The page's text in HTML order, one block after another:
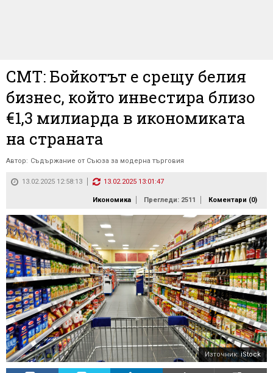
СМТ: Бойкотът е срещу белия
бизнес, който инвестира близо
€1,3 милиарда в икономиката
на страната
Автор: Съдържание от Съюза за модерна търговия
13.02.2025 12:58:13 13.02.2025 13:01:47
Икономика Прегледи: 2511 Коментари (0)
Източник:iStock